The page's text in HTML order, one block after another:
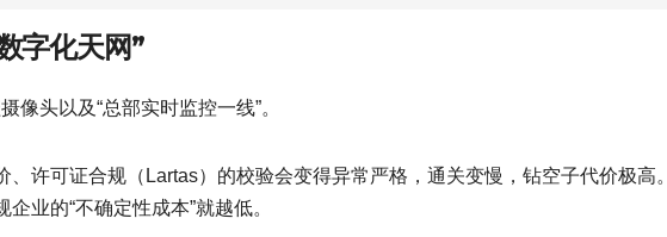
字化天网”
像头以及“总部实时监控一线”。
、许可证合规（Lartas）的校验会变得异常严格，通关变慢，钻空子代价极高。
业的“不确定性成本”就越低。